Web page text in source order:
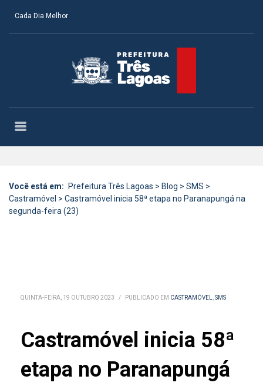
Cada Dia Melhor
Você está em: Prefeitura Três Lagoas > Blog > SMS >
Castramóvel > Castramóvel inicia 58ª etapa no Paranapungá na
segunda-feira (23)
QUINTA-FEIRA, 19 OUTUBRO 2023 / PUBLICADO EM CASTRAMÓVEL,SMS
Castramóvel inicia 58ª
etapa no Paranapungá